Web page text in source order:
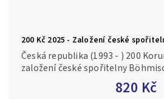
200 Kč 2025 - Založení české
Sparkasse
820 Kč
Česká republika (1993 - ) 200
založení české spořitelny
Zbyněk Fojtů, Aurea C252,